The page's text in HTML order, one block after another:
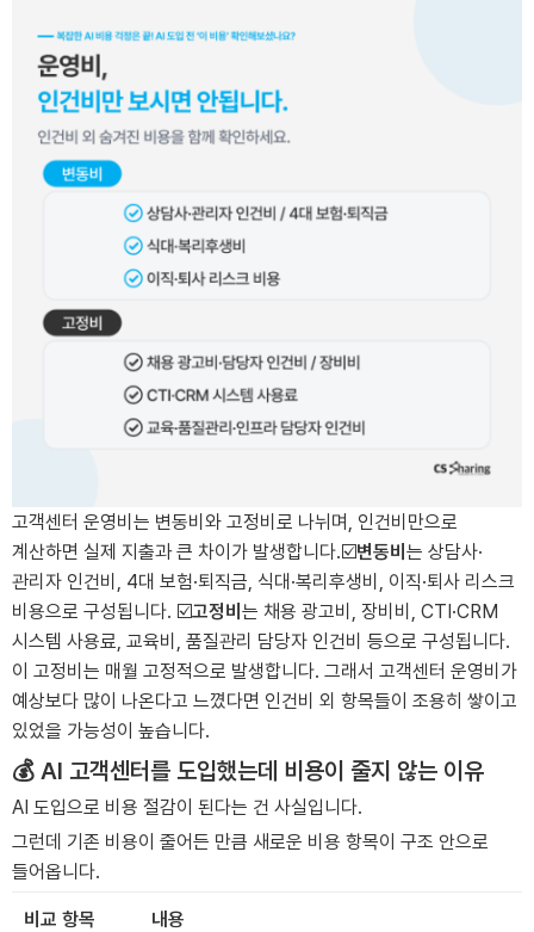
고객센터 운영비는 변동비와 고정비로 나뉘며, 인건비만으로
계산하면 실제 지출과 큰 차이가 발생합니다.☑️변동비 는 상담사·
관리자 인건비, 4대 보험·퇴직금, 식대·복리후생비, 이직·퇴사 리스크
비용으로 구성됩니다. ☑️고정비 는 채용 광고비, 장비비, CTI·CRM
시스템 사용료, 교육비, 품질관리 담당자 인건비 등으로 구성됩니다.
이 고정비는 매월 고정적으로 발생합니다. 그래서 고객센터 운영비가
예상보다 많이 나온다고 느꼈다면 인건비 외 항목들이 조용히 쌓이고
있었을 가능성이 높습니다.
💰 AI 고객센터를 도입했는데 비용이 줄지 않는 이유
AI 도입으로 비용 절감이 된다는 건 사실입니다.
그런데 기존 비용이 줄어든 만큼 새로운 비용 항목이 구조 안으로
들어옵니다.
비교 항목 내용